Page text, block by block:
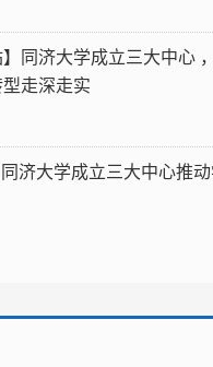
】同济大学成立三大中心
走深走实
同济大学成立三大中心推